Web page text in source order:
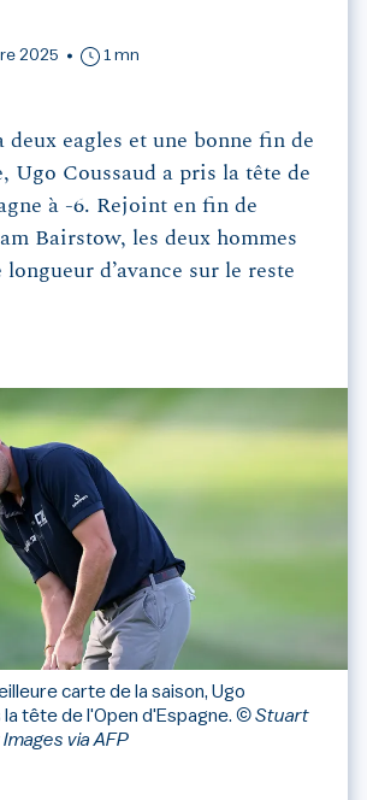
2025
1 mn
deux eagles et une bonne fin de
Ugo Coussaud a pris la tête de
à -6. Rejoint en fin de
Bairstow, les deux hommes
d’avance sur le reste
carte de la saison, Ugo
la tête de l'Open d'Espagne. © Stuart
via AFP